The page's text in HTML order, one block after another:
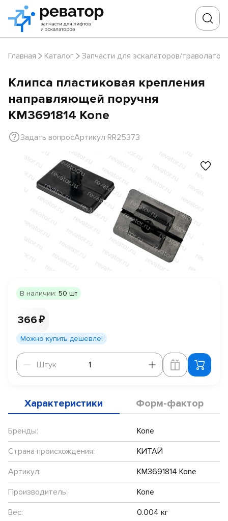
Главная Каталог Запчасти для эскалаторов/
Клипса пластиковая крепления
направляющей поручня
KM3691814 Kone
Задать вопросАртикул RR25373
В наличии: 50 шт
366 ₽
Можно купить дешевле!
Штук
Штук
Характеристики Форм-фактор
Бренды:
Kone
Страна происхождения:
КИТАЙ
Артикул:
KM3691814 Kone
Производитель:
Kone
Вес:
0.004 кг